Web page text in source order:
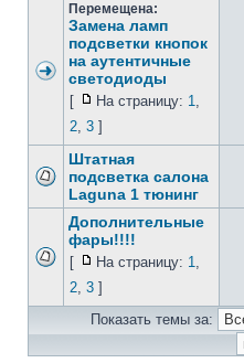
Перемещена:
Замена ламп
подсветки кнопок
на аутентичные
светодиоды
[ На страницу: 1,
2, 3 ]
Штатная
подсветка салона
Laguna 1 тюнинг
Дополнительные
фары!!!!
[ На страницу: 1,
2, 3 ]
Показать темы за: